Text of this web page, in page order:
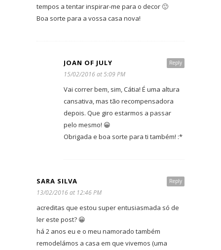
tempos a tentar inspirar-me para o decor 🙂
Boa sorte para a vossa casa nova!
Reply
JOAN OF JULY
15/02/2016 at 5:09 PM
Vai correr bem, sim, Cátia! É uma altura
cansativa, mas tão recompensadora
depois. Que giro estarmos a passar
pelo mesmo! 😀
Obrigada e boa sorte para ti também! :*
Reply
SARA SILVA
13/02/2016 at 12:46 PM
acreditas que estou super entusiasmada só de
ler este post? 😀
há 2 anos eu e o meu namorado também
remodelámos a casa em que vivemos (uma